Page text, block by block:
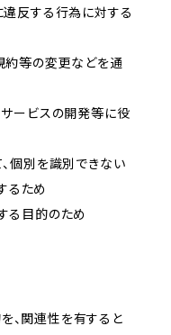
違反する行為に対する
約等の変更などを通
サービスの開発等に役
、個別を識別できない
るため
る目的のため
、関連性を有すると